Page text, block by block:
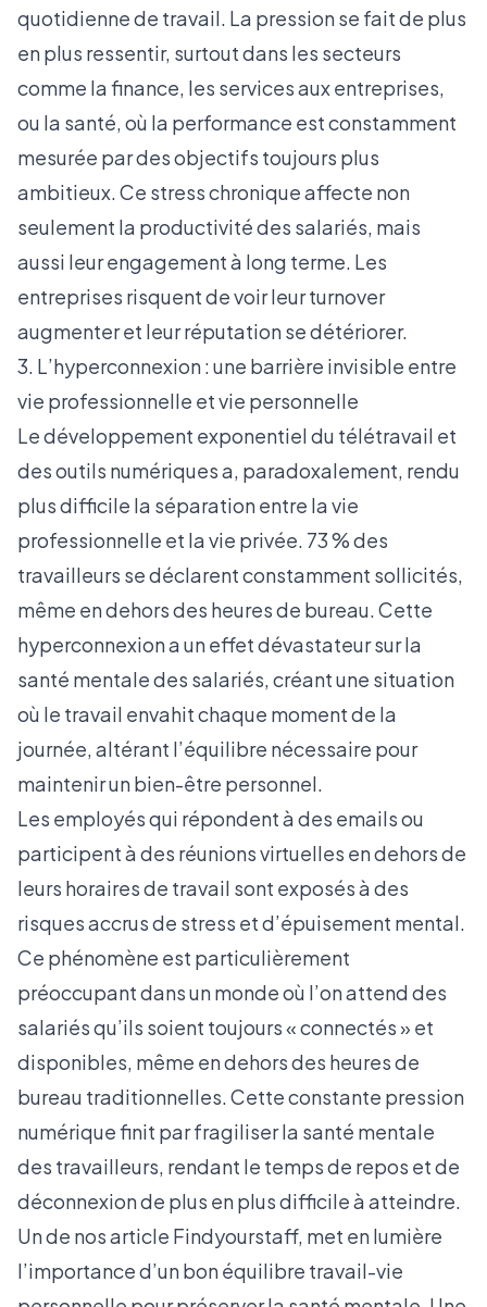
quotidienne de travail. La pression se fait de plus
en plus ressentir, surtout dans les secteurs
comme la finance, les services aux entreprises,
ou la santé, où la performance est constamment
mesurée par des objectifs toujours plus
ambitieux. Ce stress chronique affecte non
seulement la productivité des salariés, mais
aussi leur engagement à long terme. Les
entreprises risquent de voir leur turnover
augmenter et leur réputation se détériorer.
3. L’hyperconnexion : une barrière invisible entre
vie professionnelle et vie personnelle
Le développement exponentiel du télétravail et
des outils numériques a, paradoxalement, rendu
plus difficile la séparation entre la vie
professionnelle et la vie privée. 73 % des
travailleurs se déclarent constamment sollicités,
même en dehors des heures de bureau. Cette
hyperconnexion a un effet dévastateur sur la
santé mentale des salariés, créant une situation
où le travail envahit chaque moment de la
journée, altérant l’équilibre nécessaire pour
maintenir un bien-être personnel.
Les employés qui répondent à des emails ou
participent à des réunions virtuelles en dehors de
leurs horaires de travail sont exposés à des
risques accrus de stress et d’épuisement mental.
Ce phénomène est particulièrement
préoccupant dans un monde où l’on attend des
salariés qu’ils soient toujours « connectés » et
disponibles, même en dehors des heures de
bureau traditionnelles. Cette constante pression
numérique finit par fragiliser la santé mentale
des travailleurs, rendant le temps de repos et de
déconnexion de plus en plus difficile à atteindre.
Un de nosarticle Findyourstaff, met en lumière
l’importance d’un bon équilibre travail-vie